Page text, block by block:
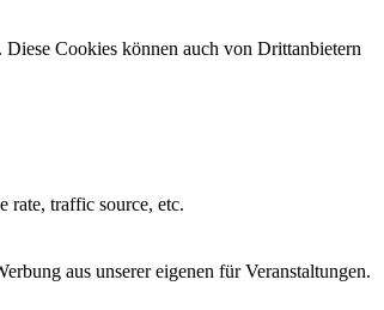
Cookies können auch von Drittanbietern
rate, traffic source, etc.
aus unserer eigenen für Veranstaltungen.